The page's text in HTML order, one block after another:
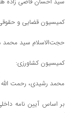
کمیسیون قضایی و
حجت‌الاسلام سید
کمیسیون کشاورزی:
محمد رشیدی، رحمت الله